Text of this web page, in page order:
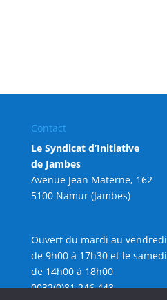
Contact
Le Syndicat d’Initiative
de Jambes
Avenue Jean Materne, 162
5100 Namur (Jambes)
Ouvert du mardi au vendredi
de 9h00 à 17h30 et le samedi
de 14h00 à 18h00
0032(0)81 246 443